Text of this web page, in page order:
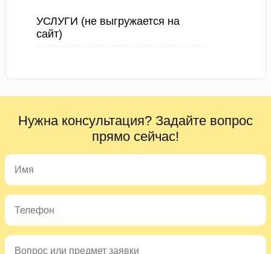
УСЛУГИ (не выгружается на
сайт)
Нужна консультация? Задайте вопрос
прямо сейчас!